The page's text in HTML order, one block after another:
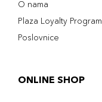
O nama
Plaza Loyalty Program
Poslovnice
ONLINE SHOP